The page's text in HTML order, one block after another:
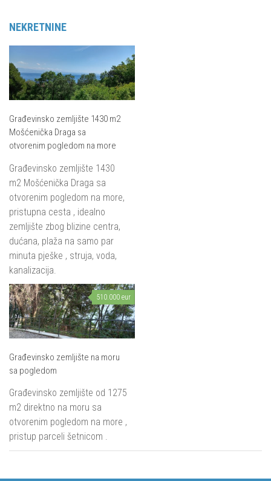
NEKRETNINE
Građevinsko zemljište 1430 m2
Mošćenička Draga sa
otvorenim pogledom na more
Građevinsko zemljište 1430
m2 Mošćenička Draga sa
otvorenim pogledom na more,
pristupna cesta , idealno
zemljište zbog blizine centra,
dućana, plaža na samo par
minuta pješke , struja, voda,
kanalizacija.
510.000 eur
Građevinsko zemljište na moru
sa pogledom
Građevinsko zemljište od 1275
m2 direktno na moru sa
otvorenim pogledom na more ,
pristup parceli šetnicom .